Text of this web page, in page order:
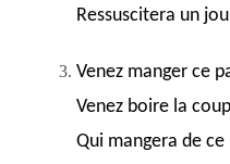
Ressuscitera un
Venez manger ce
Venez boire la
Qui mangera de ce